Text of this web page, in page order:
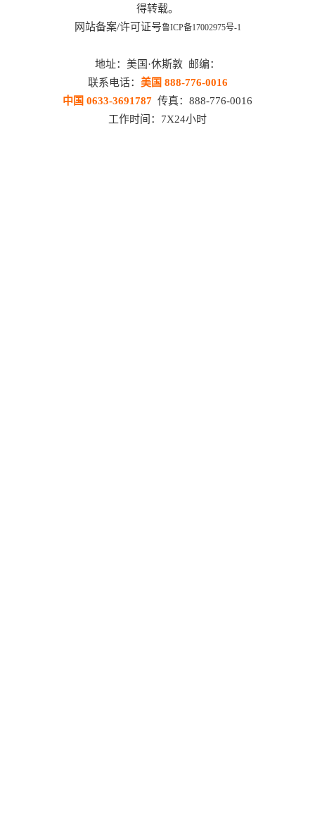
得转载。
网站备案/许可证号鲁ICP备17002975号-1
地址：美国·休斯敦 邮编：
联系电话： 美国 888-776-0016
中国 0633-3691787 传真：888-776-0016
工作时间：7X24小时